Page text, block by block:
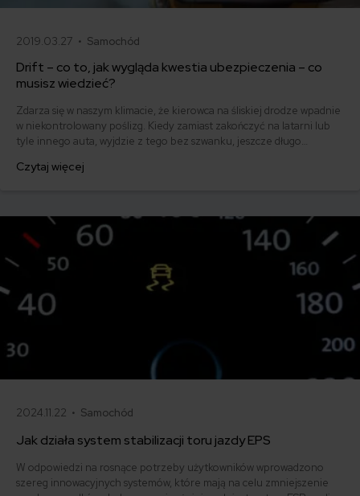
2019.03.27 • Samochód
Drift – co to, jak wygląda kwestia ubezpieczenia – co
musisz wiedzieć?
Zdarza się w naszym klimacie, że kierowca na śliskiej drodze wpadnie
w niekontrolowany poślizg. Kiedy zamiast zakończyć na latarni lub
tyle innego auta, wyjdzie z tego bez szwanku, jeszcze długo
ryzyka i adrenaliny uczynili styl życia i dyscyplinę sportową. Czym jest
Czytaj więcej
2024.11.22 • Samochód
Jak działa system stabilizacji toru jazdy EPS
W odpowiedzi na rosnące potrzeby użytkowników wprowadzono
szereg innowacyjnych systemów, które mają na celu zmniejszenie